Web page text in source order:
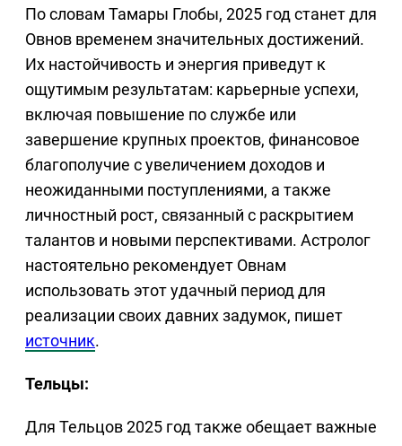
По словам Тамары Глобы, 2025 год станет для
Овнов временем значительных достижений.
Их настойчивость и энергия приведут к
ощутимым результатам: карьерные успехи,
включая повышение по службе или
завершение крупных проектов, финансовое
благополучие с увеличением доходов и
неожиданными поступлениями, а также
личностный рост, связанный с раскрытием
талантов и новыми перспективами. Астролог
настоятельно рекомендует Овнам
использовать этот удачный период для
реализации своих давних задумок, пишет
источник.
Тельцы:
Для Тельцов 2025 год также обещает важные